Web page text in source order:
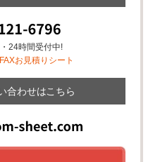
24時間受付中!
FAXお見積りシート
合わせはこちら